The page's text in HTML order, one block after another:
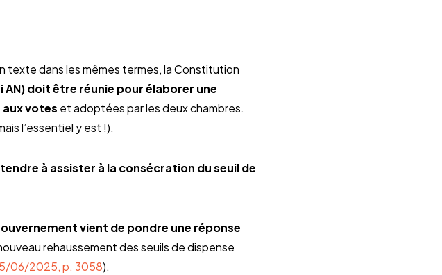
texte dans les mêmes termes, la Constitution
doit être réunie pour élaborer une
votes et adoptées par les deux chambres.
l’essentiel y est !).
à assister à la consécration du seuil de
vient de pondre une réponse
rehaussement des seuils de dispense
06/2025, p. 3058).